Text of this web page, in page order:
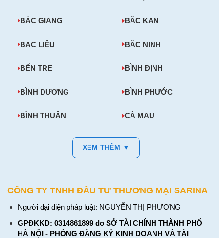
BẮC GIANG BẮC KẠN
BẠC LIÊU BẮC NINH
BẾN TRE BÌNH ĐỊNH
BÌNH DƯƠNG BÌNH PHƯỚC
BÌNH THUẬN CÀ MAU
XEM THÊM ▼
CÔNG TY TNHH ĐẦU TƯ THƯƠNG MẠI SARINA
Người đại diện pháp luật: NGUYỄN THỊ PHƯƠNG
GPĐKKD: 0314861899 do SỞ TÀI CHÍNH THÀNH PHỐ
HÀ NỘI - PHÒNG ĐĂNG KÝ KINH DOANH VÀ TÀI